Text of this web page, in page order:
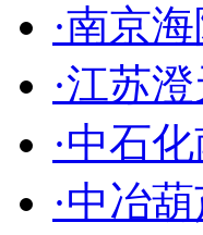
·南京
·江苏
·中石
·中冶